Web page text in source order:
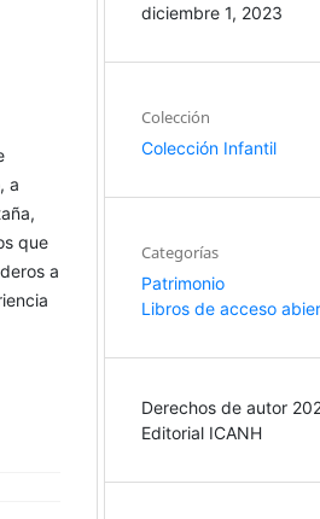
a
que
a
diciembre 1, 2023
Colección
Colección Infantil
Categorías
Patrimonio
Libros de acceso
Derechos de autor
Editorial ICANH